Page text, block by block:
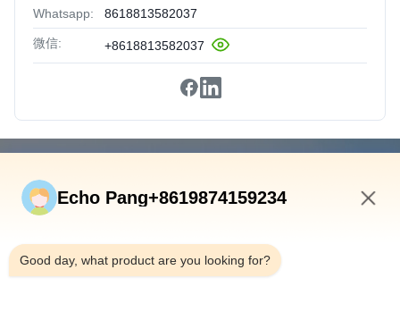
Whatsapp: 8618813582037
微信: +8618813582037
ホーム
私たちについて
工場見学
Echo Pang+8619874159234
Good day, what product are you looking for?